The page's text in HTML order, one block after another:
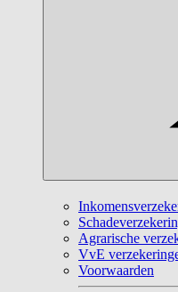
Agrarische
VvE
Voorwaarden